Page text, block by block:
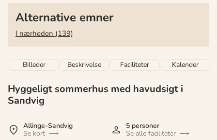
Alternative emner
I nærheden (139)
Billeder Beskrivelse Faciliteter Kalender
Hyggeligt sommerhus med havudsigt i
Sandvig
Allinge-Sandvig
Se kort
5 personer
Se alle faciliteter